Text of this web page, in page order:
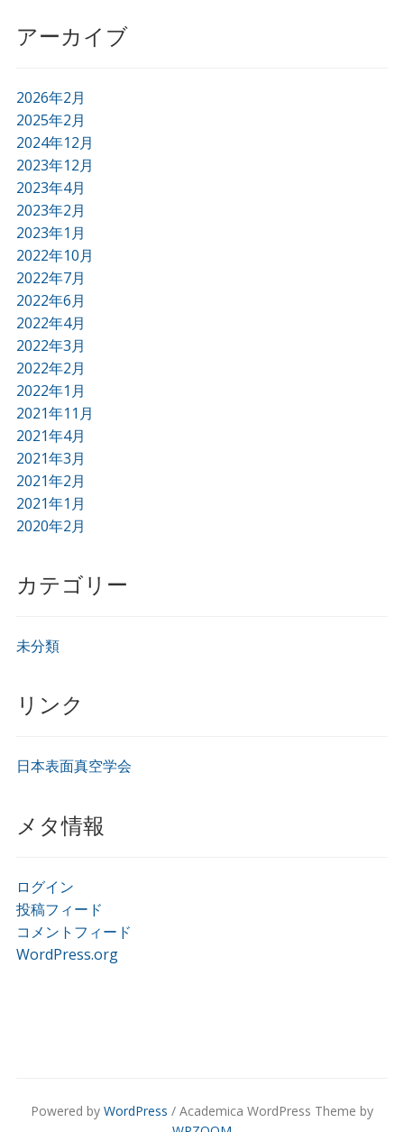
アーカイブ
2026年2月
2025年2月
2024年12月
2023年12月
2023年4月
2023年2月
2023年1月
2022年10月
2022年7月
2022年6月
2022年4月
2022年3月
2022年2月
2022年1月
2021年11月
2021年4月
2021年3月
2021年2月
2021年1月
2020年2月
カテゴリー
未分類
リンク
日本表面真空学会
メタ情報
ログイン
投稿フィード
コメントフィード
WordPress.org
Powered by WordPress / Academica WordPress Theme by